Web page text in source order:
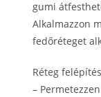
gumi
Alkalmazzon
fedőréteget
Réteg
–